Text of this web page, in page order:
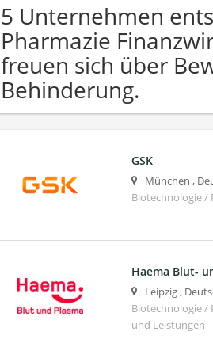
5 Unternehmen
Pharmazie
freuen sich über
Behinderung.
GSK
München ,
Biotechnologie /
Haema Blut-
Leipzig,
Biotechnologie
und Leistungen